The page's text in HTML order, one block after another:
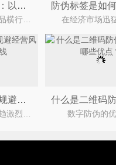
二维码防伪标签：以科技筑牢品牌安全防线
防伪标签：企业规避经营风险的核心防线